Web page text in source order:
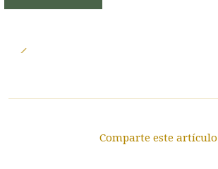
Comparte este artículo